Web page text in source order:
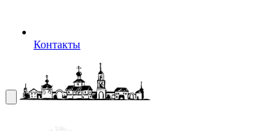
Контакты